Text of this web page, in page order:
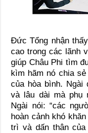
Đức Tổng nhận
cao trong các lãnh
giúp Châu Phi tìm
kìm hãm nó chia
của hòa bình. Ngài
và lâu dài mà phụ
Ngài nói: “các
hoàn cảnh khó
trì và dấn thân